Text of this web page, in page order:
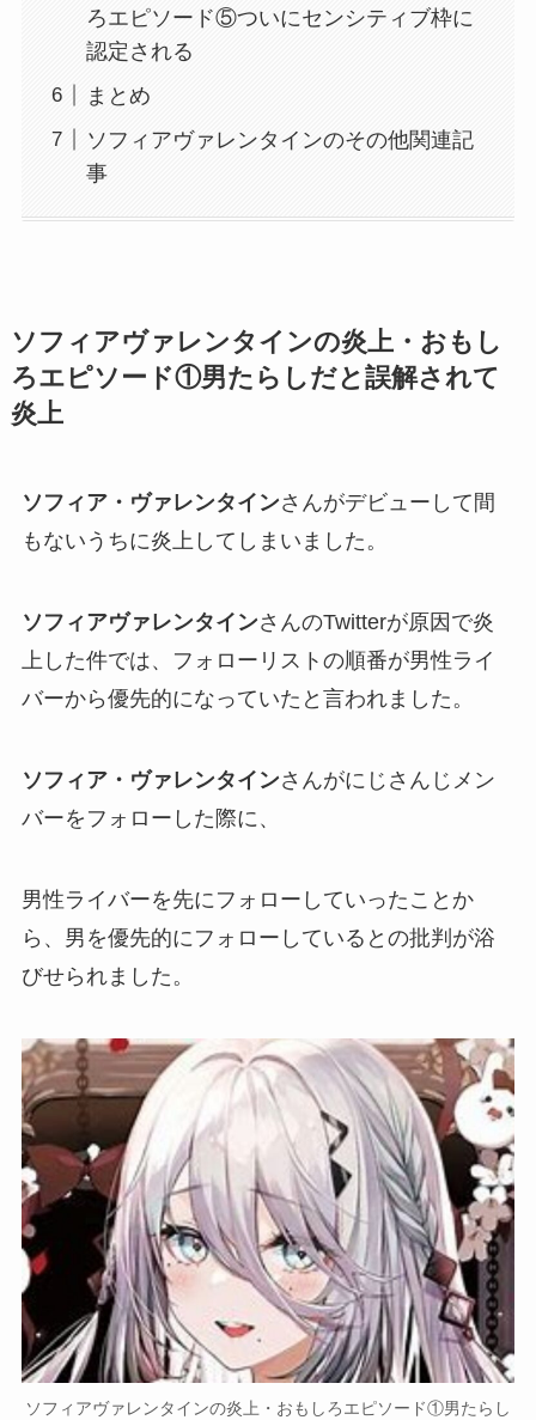
ろエピソード⑤ついにセンシティブ枠に
認定される
まとめ
ソフィアヴァレンタインのその他関連記
事
ソフィアヴァレンタインの炎上・おもし
ろエピソード①男たらしだと誤解されて
炎上
ソフィア・ヴァレンタインさんがデビューして間
もないうちに炎上 してしまいました。
ソフィアヴァレンタインさんのTwitterが原因で炎
上 した件では、フォローリストの順番が男性ライ
バーから優先的になっていたと言われました。
ソフィア・ヴァレンタインさんがにじさんじメン
バーをフォローした際に、
男性ライバーを先にフォローしていったことか
ら、 男を優先的にフォローしている との批判が浴
びせられました。
ソフィアヴァレンタインの炎上・おもしろエピソード①男たらし